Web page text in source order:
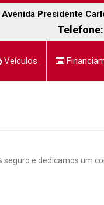
Presidente
Veículos
e dedicamos um